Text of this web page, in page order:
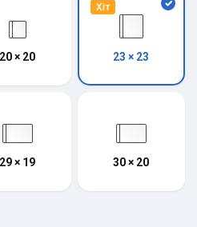
20 × 20
Хіт
23 × 23
29 × 19 30 × 20